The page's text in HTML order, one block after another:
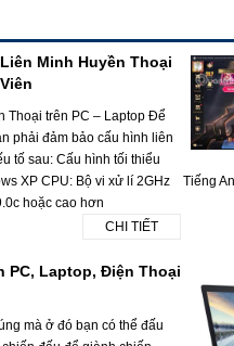
Minh Huyền Thoại
Thoại trên PC – Laptop Để
phải đảm bảo cấu hình liên
tố sau: Cấu hình tối thiểu
XP CPU: Bộ vi xử lí 2GHz
hoặc cao hơn
CHI TIẾT
Tiếng
PC, Laptop, Điện Thoại
mà ở đó bạn có thể đấu